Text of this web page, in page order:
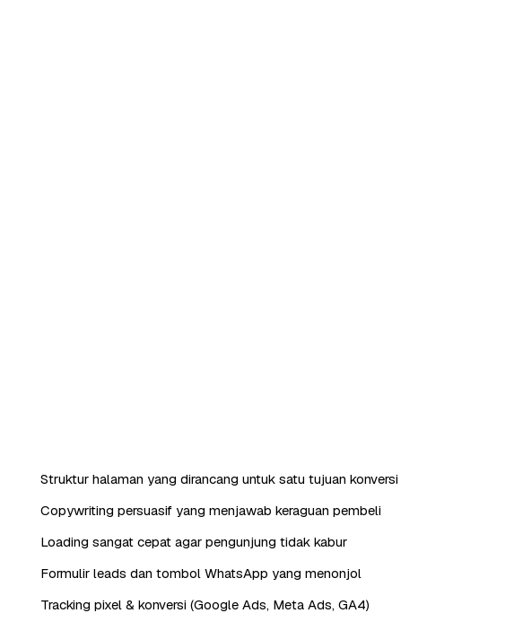
Struktur halaman yang dirancang untuk satu tujuan konversi
Copywriting persuasif yang menjawab keraguan pembeli
Loading sangat cepat agar pengunjung tidak kabur
Formulir leads dan tombol WhatsApp yang menonjol
Tracking pixel & konversi (Google Ads, Meta Ads, GA4)